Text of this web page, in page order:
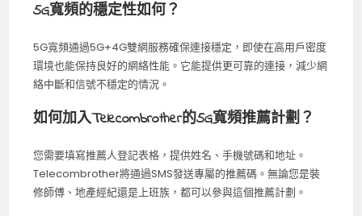
5G寬頻的穩定性如何？
5G寬頻通過5G+4G雙網服務確保連接穩定，即使在高用戶密度
環境也能保持良好的網絡性能。它能提供更可靠的連接，減少網
絡中斷和信號不穩定的情況。
如何加入Telecombrother的5G寬頻推薦計劃？
您需要填寫推薦人登記表格，提供姓名、手機號碼和地址。
Telecombrother將通過SMS發送專屬的推薦碼。無論您是裝
修師傅、地產經紀還是上班族，都可以參與這個推薦計劃。